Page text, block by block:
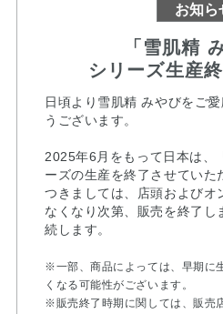
お知ら
「雪肌精
シリーズ生産
日頃より雪肌精 みやびをご
うございます。
2025年6月をもって日本は、
ーズの生産を終了させていた
つきましては、店頭およびオ
なくなり次第、販売を終了し
続します。
※一部、商品によっては、早期に
くなる可能性がございます。
※販売終了時期に関しては、販売